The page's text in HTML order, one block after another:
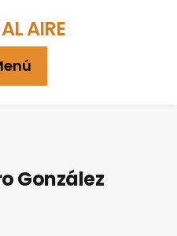
AIRE
González